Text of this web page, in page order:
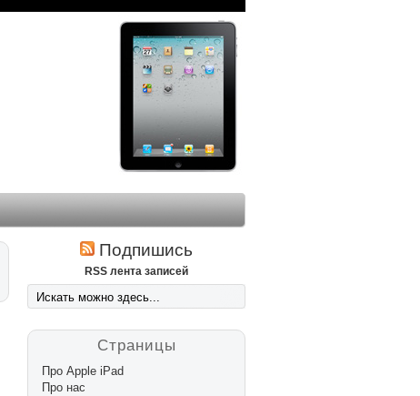
Подпишись
RSS лента записей
Страницы
Про Apple iPad
Про нас